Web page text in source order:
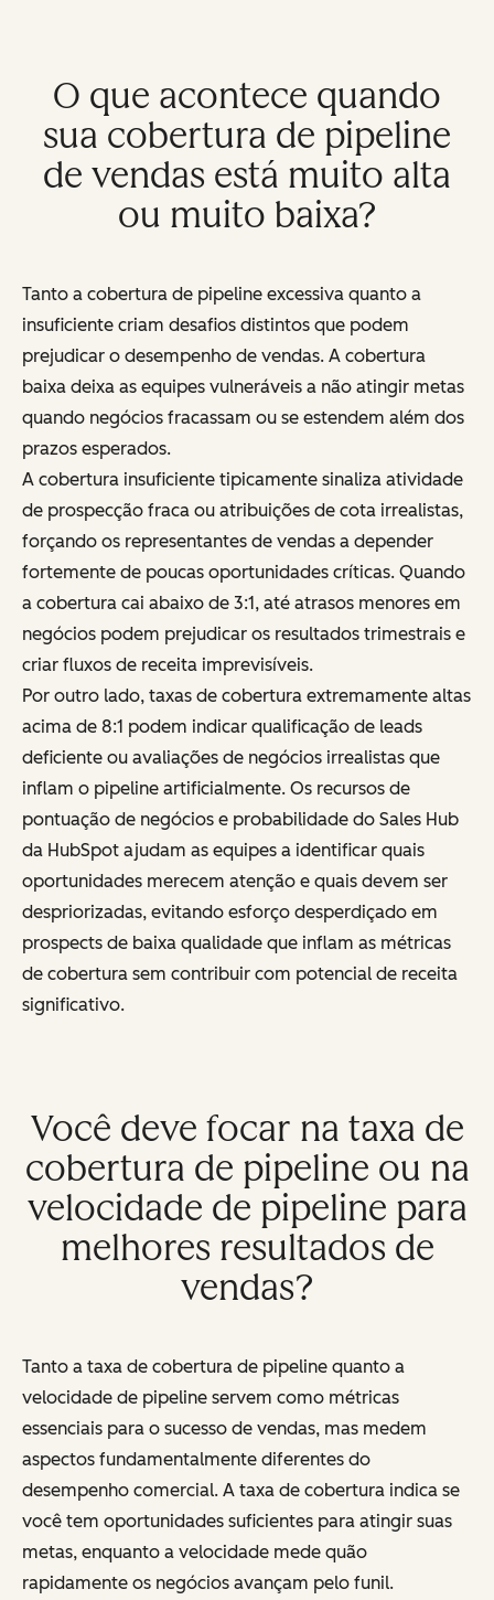
O que acontece quando
sua cobertura de pipeline
de vendas está muito alta
ou muito baixa?
Tanto a cobertura de pipeline excessiva quanto a
insuficiente criam desafios distintos que podem
prejudicar o desempenho de vendas. A cobertura
baixa deixa as equipes vulneráveis a não atingir metas
quando negócios fracassam ou se estendem além dos
prazos esperados.
A cobertura insuficiente tipicamente sinaliza atividade
de prospecção fraca ou atribuições de cota irrealistas,
forçando os representantes de vendas a depender
fortemente de poucas oportunidades críticas. Quando
a cobertura cai abaixo de 3:1, até atrasos menores em
negócios podem prejudicar os resultados trimestrais e
criar fluxos de receita imprevisíveis.
Por outro lado, taxas de cobertura extremamente altas
acima de 8:1 podem indicar qualificação de leads
deficiente ou avaliações de negócios irrealistas que
inflam o pipeline artificialmente. Os recursos de
pontuação de negócios e probabilidade do Sales Hub
da HubSpot ajudam as equipes a identificar quais
oportunidades merecem atenção e quais devem ser
despriorizadas, evitando esforço desperdiçado em
prospects de baixa qualidade que inflam as métricas
de cobertura sem contribuir com potencial de receita
significativo.
Você deve focar na taxa de
cobertura de pipeline ou na
velocidade de pipeline para
melhores resultados de
vendas?
Tanto a taxa de cobertura de pipeline quanto a
velocidade de pipeline servem como métricas
essenciais para o sucesso de vendas, mas medem
aspectos fundamentalmente diferentes do
desempenho comercial. A taxa de cobertura indica se
você tem oportunidades suficientes para atingir suas
metas, enquanto a velocidade mede quão
rapidamente os negócios avançam pelo funil.